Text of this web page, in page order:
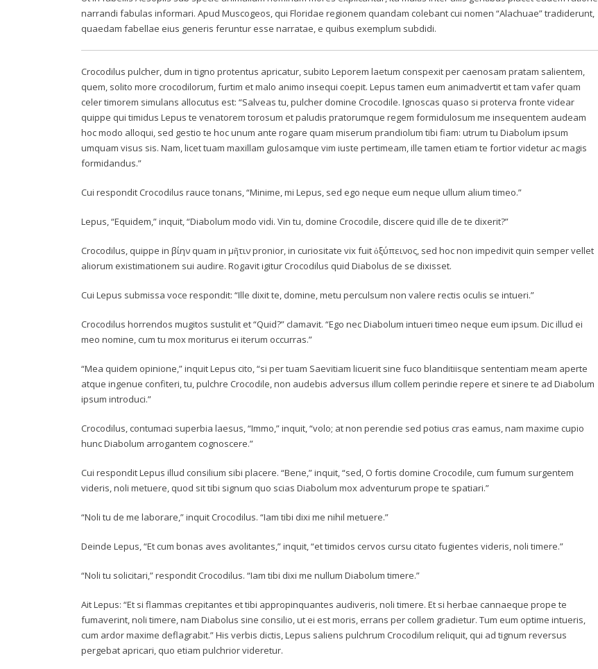
narrandi fabulas informari. Apud Muscogeos, qui Floridae regionem quandam colebant cui nomen “Alachuae” tradiderunt,
quaedam fabellae eius generis feruntur esse narratae, e quibus exemplum subdidi.
Crocodilus pulcher, dum in tigno protentus apricatur, subito Leporem laetum conspexit per caenosam pratam salientem,
quem, solito more crocodilorum, furtim et malo animo insequi coepit. Lepus tamen eum animadvertit et tam vafer quam
celer timorem simulans allocutus est: “Salveas tu, pulcher domine Crocodile. Ignoscas quaso si proterva fronte videar
quippe qui timidus Lepus te venatorem torosum et paludis pratorumque regem formidulosum me insequentem audeam
hoc modo alloqui, sed gestio te hoc unum ante rogare quam miserum prandiolum tibi fiam: utrum tu Diabolum ipsum
umquam visus sis. Nam, licet tuam maxillam gulosamque vim iuste pertimeam, ille tamen etiam te fortior videtur ac magis
formidandus.”
Cui respondit Crocodilus rauce tonans, “Minime, mi Lepus, sed ego neque eum neque ullum alium timeo.”
Lepus, “Equidem,” inquit, “Diabolum modo vidi. Vin tu, domine Crocodile, discere quid ille de te dixerit?”
Crocodilus, quippe in βίην quam in μῆτιν pronior, in curiositate vix fuit ὀξύπεινος, sed hoc non impedivit quin semper vellet
aliorum existimationem sui audire. Rogavit igitur Crocodilus quid Diabolus de se dixisset.
Cui Lepus submissa voce respondit: “Ille dixit te, domine, metu perculsum non valere rectis oculis se intueri.”
Crocodilus horrendos mugitos sustulit et “Quid?” clamavit. “Ego nec Diabolum intueri timeo neque eum ipsum. Dic illud ei
meo nomine, cum tu mox moriturus ei iterum occurras.”
“Mea quidem opinione,” inquit Lepus cito, “si per tuam Saevitiam licuerit sine fuco blanditiisque sententiam meam aperte
atque ingenue confiteri, tu, pulchre Crocodile, non audebis adversus illum collem perindie repere et sinere te ad Diabolum
ipsum introduci.”
Crocodilus, contumaci superbia laesus, “Immo,” inquit, “volo; at non perendie sed potius cras eamus, nam maxime cupio
hunc Diabolum arrogantem cognoscere.”
Cui respondit Lepus illud consilium sibi placere. “Bene,” inquit, “sed, O fortis domine Crocodile, cum fumum surgentem
videris, noli metuere, quod sit tibi signum quo scias Diabolum mox adventurum prope te spatiari.”
“Noli tu de me laborare,” inquit Crocodilus. “Iam tibi dixi me nihil metuere.”
Deinde Lepus, “Et cum bonas aves avolitantes,” inquit, “et timidos cervos cursu citato fugientes videris, noli timere.”
“Noli tu solicitari,” respondit Crocodilus. “Iam tibi dixi me nullum Diabolum timere.”
Ait Lepus: “Et si flammas crepitantes et tibi appropinquantes audiveris, noli timere. Et si herbae cannaeque prope te
fumaverint, noli timere, nam Diabolus sine consilio, ut ei est moris, errans per collem gradietur. Tum eum optime intueris,
cum ardor maxime deflagrabit.” His verbis dictis, Lepus saliens pulchrum Crocodilum reliquit, qui ad tignum reversus
pergebat apricari, quo etiam pulchrior videretur.